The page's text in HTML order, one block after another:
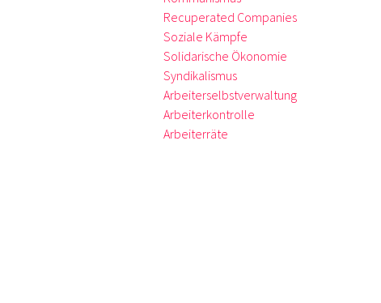
Recuperated Companies
Soziale Kämpfe
Solidarische Ökonomie
Syndikalismus
Arbeiterselbstverwaltung
Arbeiterkontrolle
Arbeiterräte